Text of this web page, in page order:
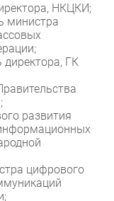
НКЦКИ;
министра
директора, ГК
развития
цифрового